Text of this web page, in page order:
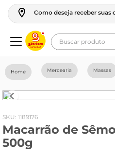
Como deseja receber suas
Buscar produto
Mercearia Massas
: 1189176
Macarrão de
500g
geladeira
fogao
café
cerveja